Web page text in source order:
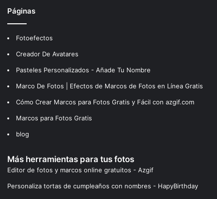
Páginas
Fotoefectos
Creador De Avatares
Pasteles Personalizados - Añade Tu Nombre
Marco De Fotos | Efectos de Marcos de Fotos en Línea Gratis
Cómo Crear Marcos para Fotos Gratis y Fácil con azgif.com
Marcos para Fotos Gratis
blog
Más herramientas para tus fotos
Editor de fotos y marcos online gratuitos - Azgif
Personaliza tortas de cumpleaños con nombres - HapyBirthday